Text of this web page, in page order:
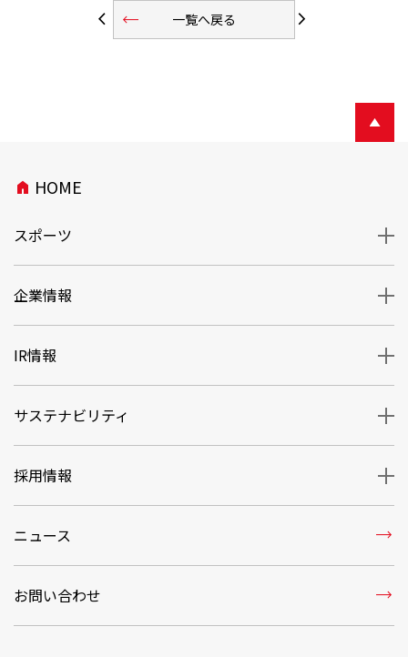
arrow_back_ios 一覧へ戻る
trending_flat arrow_forward_ios
home HOME
スポーツ
企業情報
IR情報
サステナビリティ
採用情報
ニュース trending_flat
お問い合わせ trending_flat